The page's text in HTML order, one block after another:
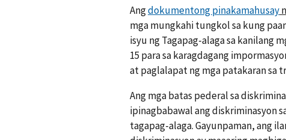
Angdokumentong pinakamahusay
mga mungkahi tungkol sa kung
isyu ng Tagapag-alaga sa kanilang
15 para sa karagdagang
at paglalapat ng mga patakaran sa
Ang mga batas pederal sa
ipinagbabawal ang diskriminasyon
tagapag-alaga. Gayunpaman, ang